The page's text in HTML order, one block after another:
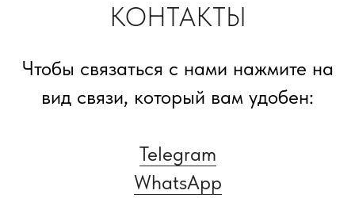
КОНТАКТЫ
Чтобы связаться с нами нажмите на
вид связи, который вам удобен:
Telegram
WhatsApp